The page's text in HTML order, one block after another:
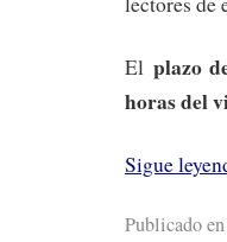
Elplazo
horas del
Sigue
Publicado en